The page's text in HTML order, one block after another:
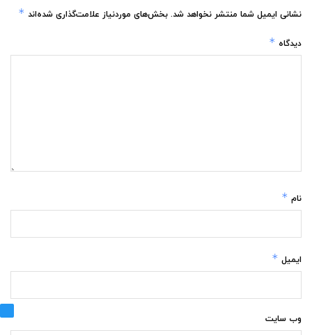
نشانی ایمیل شما منتشر نخواهد شد. بخش‌های موردنیاز علامت‌گذاری شده‌اند *
دیدگاه *
نام *
ایمیل *
وب‌ سایت